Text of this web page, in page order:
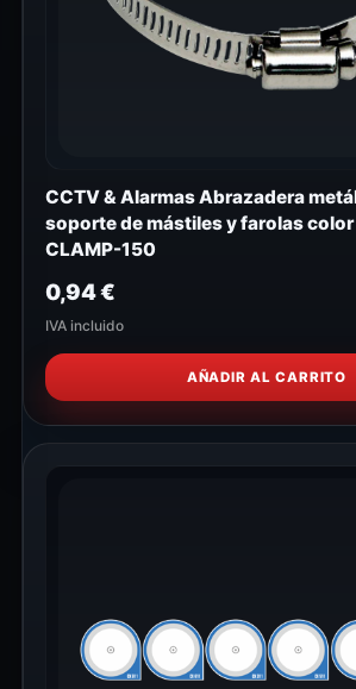
CCTV & Alarmas Abrazadera
soporte de mástiles y farolas color
CLAMP-150
0,94€
IVA incluido
AÑADIR AL CARRITO